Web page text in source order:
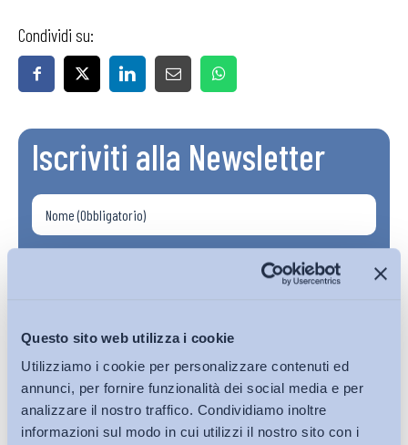
Questo sito web utilizza i cookie
Utilizziamo i cookie per personalizzare contenuti ed
annunci, per fornire funzionalità dei social media e per
analizzare il nostro traffico. Condividiamo inoltre
informazioni sul modo in cui utilizzi il nostro sito con i
Condividi su:
Iscriviti alla Newsletter